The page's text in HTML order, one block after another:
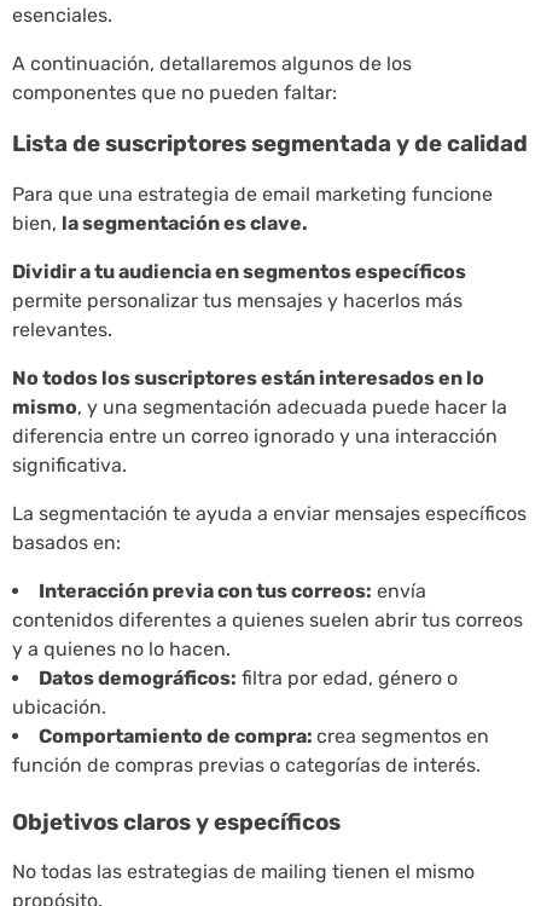
esenciales.
A continuación, detallaremos algunos de los
componentes que no pueden faltar:
Lista de suscriptores segmentada y de calidad
Para que una estrategia de email marketing funcione
bien, la segmentación es clave.
Dividir a tu audiencia en segmentos específicos
permite personalizar tus mensajes y hacerlos más
relevantes.
No todos los suscriptores están interesados en lo
mismo, y una segmentación adecuada puede hacer la
diferencia entre un correo ignorado y una interacción
significativa.
La segmentación te ayuda a enviar mensajes específicos
basados en:
Interacción previa con tus correos: envía
contenidos diferentes a quienes suelen abrir tus correos
y a quienes no lo hacen.
Datos demográficos: filtra por edad, género o
ubicación.
Comportamiento de compra: crea segmentos en
función de compras previas o categorías de interés.
Objetivos claros y específicos
No todas las estrategias de mailing tienen el mismo
propósito.